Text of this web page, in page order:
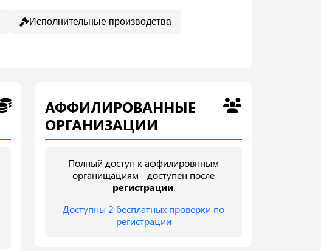
Исполнительные производства
АФФИЛИРОВАННЫЕ
ОРГАНИЗАЦИИ
Полный доступ к аффилировнным
органищациям - доступен после
регистрации.
Доступны 2 бесплатных проверки по
регистрации